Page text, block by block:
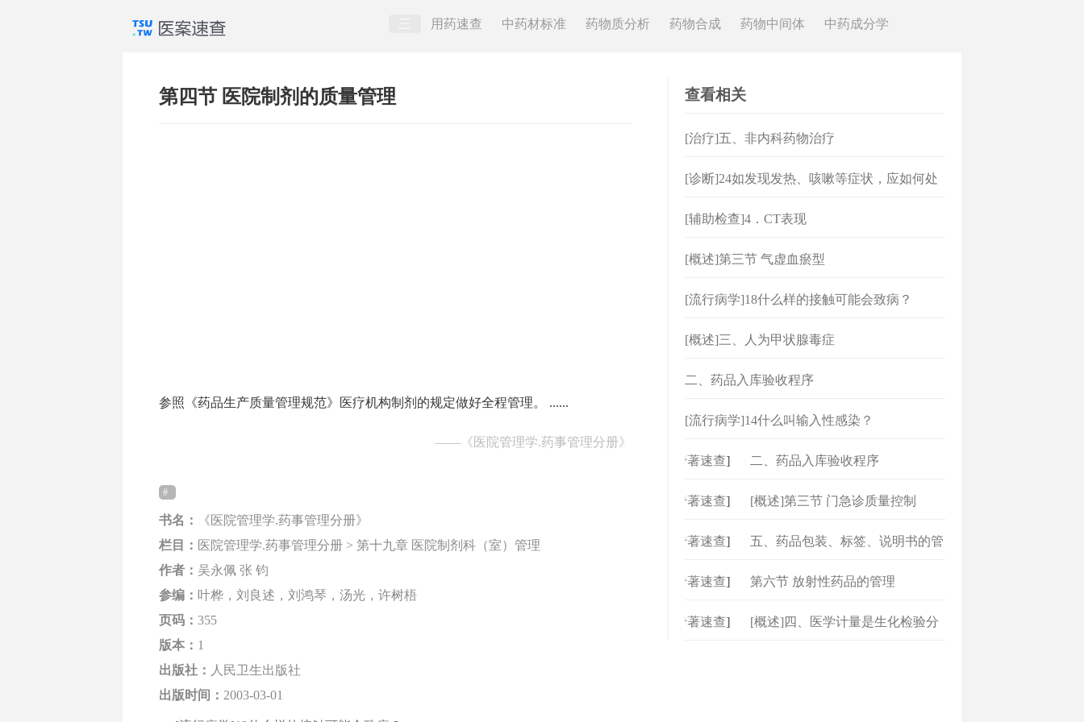
用药速查 中药材标准 药物质分析 药物合成 药物中间体 中药成分学
第四节 医院制剂的质量管理
参照《药品生产质量管理规范》医疗机构制剂的规定做好全程管理。 ......
—— 《医院管理学.药事管理分册》
书名：
《医院管理学.药事管理分册》
栏目： 医院管理学.药事管理分册 > 第十九章 医院制剂科（室）管理
作者： 吴永佩 张 钧
参编： 叶桦，刘良述，刘鸿琴，汤光，许树梧
页码： 355
版本： 1
出版社： 人民卫生出版社
出版时间： 2003-03-01
查看相关
[治疗]五、非内科药物治疗
[诊断]24如发现发热、咳嗽等症状，应如何处
[辅助检查]4．CT表现
[概述]第三节 气虚血瘀型
[流行病学]18什么样的接触可能会致病？
[概述]三、人为甲状腺毒症
二、药品入库验收程序
[流行病学]14什么叫输入性感染？
专著速查] 二、药品入库验收程序
专著速查] [概述]第三节 门急诊质量控制
专著速查]
五、药品包装、标签、说明书的管
专著速查] 第六节 放射性药品的管理
专著速查]
[概述]四、医学计量是生化检验分